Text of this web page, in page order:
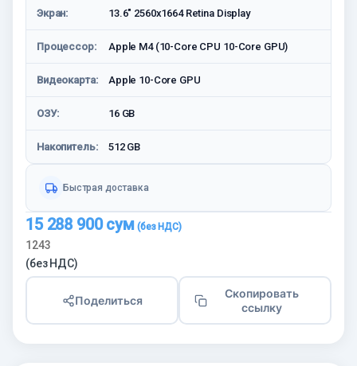
Экран: 13.6" 2560x1664 Retina Display
Процессор: Apple M4 (10-Core CPU 10-Core GPU)
Видеокарта: Apple 10-Core GPU
ОЗУ: 16 GB
Накопитель: 512 GB
Быстрая доставка
15 288 900сум
1243
(без НДС)
Поделиться
Скопировать
ссылку